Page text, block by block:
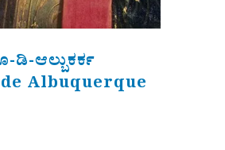
ಡಿ-ಆಲ್ಬುಕರ್ಕ
Albuquerque